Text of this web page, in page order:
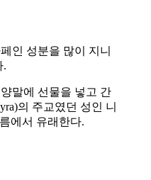
인 성분을 많이 지니
.
말에 선물을 넣고 간
의 주교였던 성인 니
에서 유래한다.